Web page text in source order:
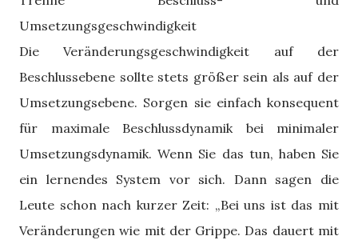
Umsetzungsgeschwindigkeit
Die Veränderungsgeschwindigkeit auf der
Beschlussebene sollte stets größer sein als auf der
Umsetzungsebene. Sorgen sie einfach konsequent
für maximale Beschlussdynamik bei minimaler
Umsetzungsdynamik. Wenn Sie das tun, haben Sie
ein lernendes System vor sich. Dann sagen die
Leute schon nach kurzer Zeit: „Bei uns ist das mit
Veränderungen wie mit der Grippe. Das dauert mit